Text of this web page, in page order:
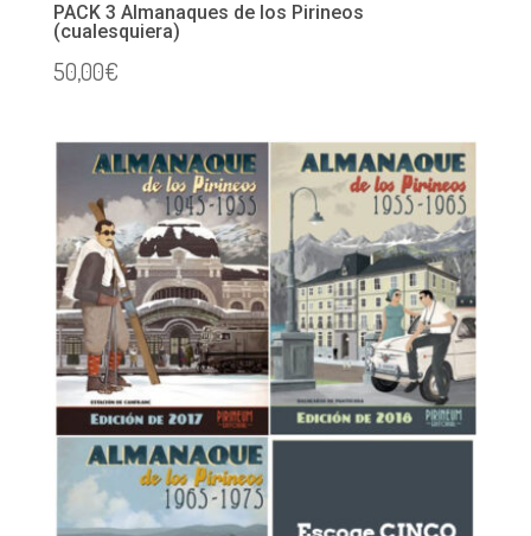
PACK 3 Almanaques de los Pirineos
(cualesquiera)
50,00€